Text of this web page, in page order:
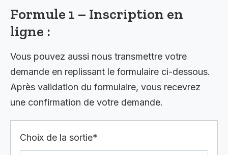
Formule 1 – Inscription en
ligne :
Vous pouvez aussi nous transmettre votre
demande en replissant le formulaire ci-dessous.
Après validation du formulaire, vous recevrez
une confirmation de votre demande.
Choix de la sortie*